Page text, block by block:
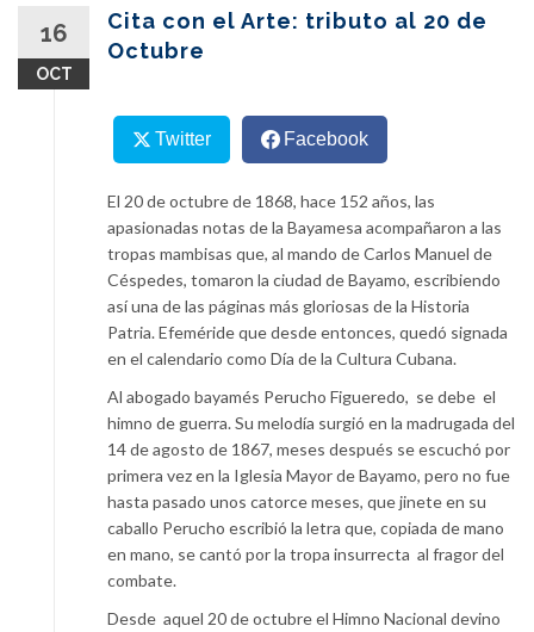
16
OCT
Cita con el Arte: tributo al 20 de
Octubre
Twitter Facebook
El 20 de octubre de 1868, hace 152 años, las
apasionadas notas de la Bayamesa acompañaron a las
tropas mambisas que, al mando de Carlos Manuel de
Céspedes, tomaron la ciudad de Bayamo, escribiendo
así una de las páginas más gloriosas de la Historia
Patria. Efeméride que desde entonces, quedó signada
en el calendario como Día de la Cultura Cubana.
Al abogado bayamés Perucho Figueredo, se debe el
himno de guerra. Su melodía surgió en la madrugada del
14 de agosto de 1867, meses después se escuchó por
primera vez en la Iglesia Mayor de Bayamo, pero no fue
hasta pasado unos catorce meses, que jinete en su
caballo Perucho escribió la letra que, copiada de mano
en mano, se cantó por la tropa insurrecta al fragor del
combate.
Desde aquel 20 de octubre el Himno Nacional devino